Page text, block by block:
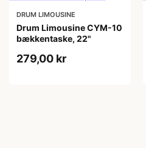
DRUM LIMOUSINE
Drum Limousine CYM-10
bækkentaske, 22"
279,00 kr